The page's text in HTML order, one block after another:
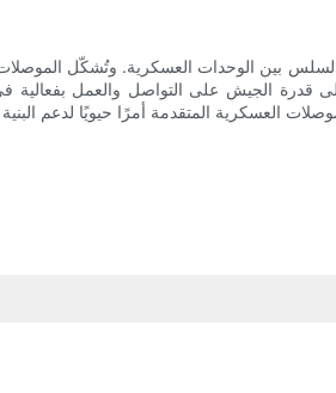
بين الوحدات العسكرية. وتُشكّل
الجيش على التواصل والعمل بفعالية